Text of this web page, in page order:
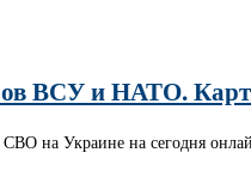
ВСУ и НАТО.
на Украине на сегодня